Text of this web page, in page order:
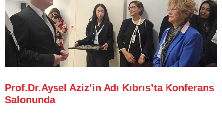
Prof.Dr.Aysel Aziz’in Adı Kıbrıs’ta Konferans
Salonunda